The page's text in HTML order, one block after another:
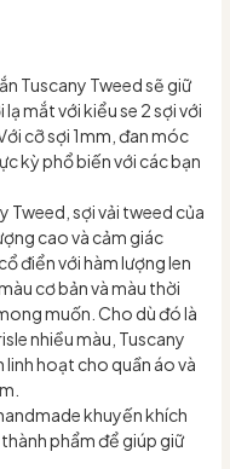
Tuscany Tweed sẽ giữ
mắt với kiểu se 2 sợi với
cỡ sợi 1mm, đan móc
kỳ phổ biến với các bạn
Tweed, sợi vải tweed của
cao và cảm giác
điển với hàm lượng len
cơ bản và màu thời
muốn. Cho dù đó là
nhiều màu, Tuscany
linh hoạt cho quần áo và
khuyến khích
phẩm để giúp giữ